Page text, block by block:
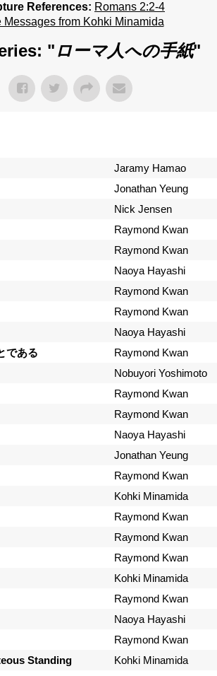
References: Romans 2:2-4
Messages from Kohki Minamida
"ローマ人への手紙"
Jaramy Hamao
Jonathan Yeung
Nick Jensen
Raymond Kwan
Raymond Kwan
Naoya Hayashi
Raymond Kwan
Raymond Kwan
Naoya Hayashi
である
Raymond Kwan
Nobuyori Yoshimoto
Raymond Kwan
Raymond Kwan
Naoya Hayashi
Jonathan Yeung
Raymond Kwan
Kohki Minamida
Raymond Kwan
Raymond Kwan
Raymond Kwan
Kohki Minamida
Raymond Kwan
Naoya Hayashi
Raymond Kwan
Standing
Kohki Minamida